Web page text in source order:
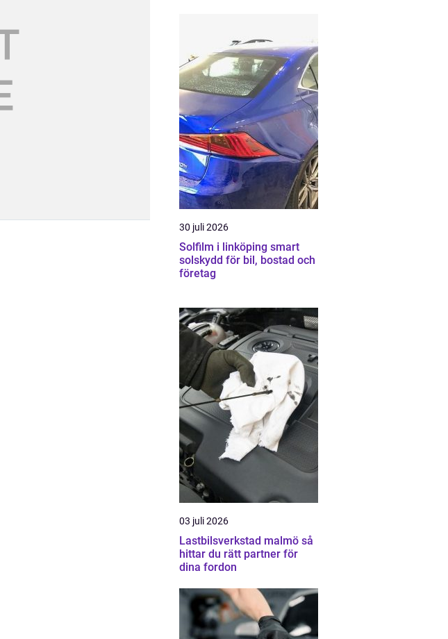
30 juli 2026
Solfilm i linköping smart
solskydd för bil, bostad och
företag
03 juli 2026
Lastbilsverkstad malmö så
hittar du rätt partner för
dina fordon